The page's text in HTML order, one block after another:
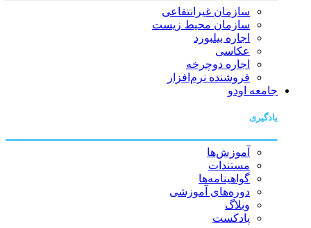
سازمان غیرانتفاعی
سازمان محیط زیست
اجاره بیلبورد
عکاسی
اجاره دوچرخه
فروشنده نرم‌افزار
جامعه اودو
یادگیری
آموزش‌ها
مستندات
گواهینامه‌ها
دوره‌های آموزشی
وبلاگ
پادکست